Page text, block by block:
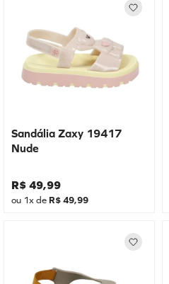
Sandália Zaxy 19417
Nude
R$ 49,99
ou 1x de R$49,99